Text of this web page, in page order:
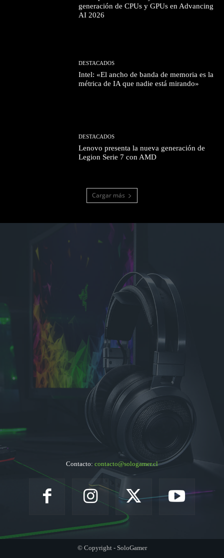
generación de CPUs y GPUs en Advancing
AI 2026
DESTACADOS
Intel: «El ancho de banda de memoria es la
métrica de IA que nadie está mirando»
DESTACADOS
Lenovo presenta la nueva generación de
Legion Serie 7 con AMD
Cargar más
Contacto: contacto@sologamer.cl
© Copyright - SoloGamer